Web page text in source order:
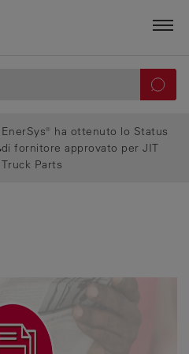
EnerSys® ha ottenuto lo Status
di fornitore approvato per JIT
Truck Parts